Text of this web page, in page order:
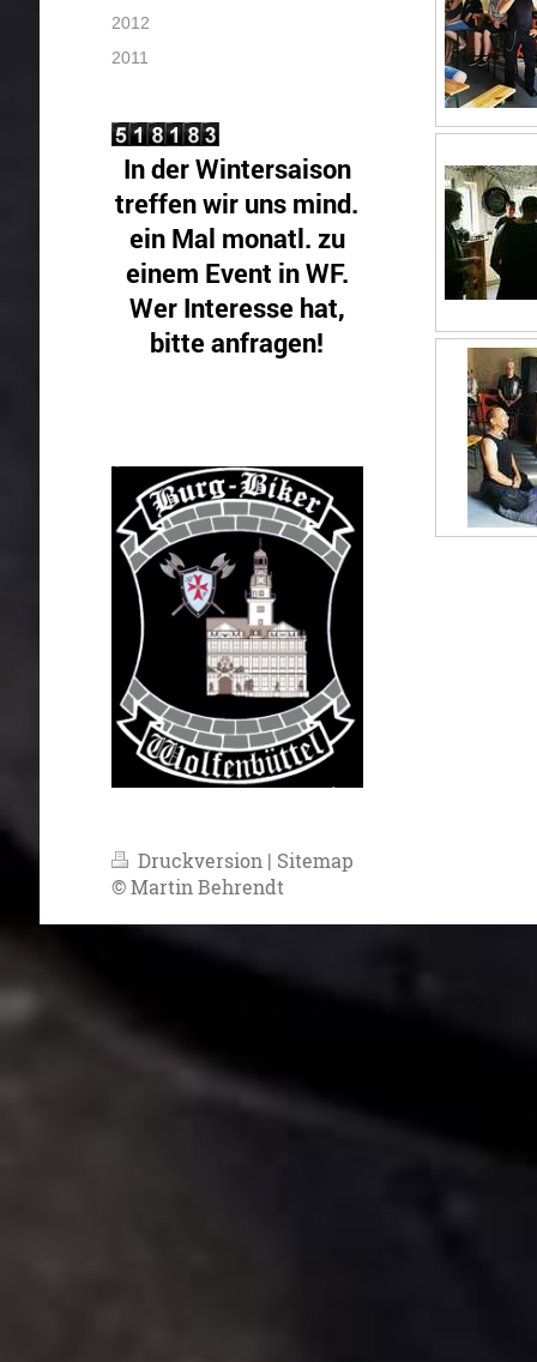
2012
2011
In der Wintersaison
treffen wir uns mind.
ein Mal monatl. zu
einem Event in WF.
Wer Interesse hat,
bitte anfragen!
Druckversion | Sitemap
© Martin Behrendt